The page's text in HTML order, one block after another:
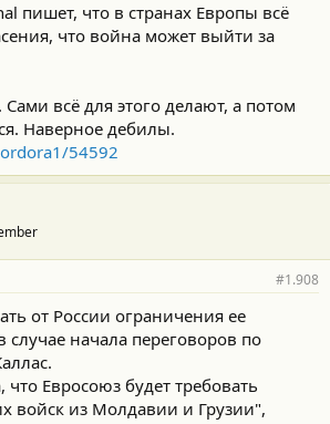
пишет, что в странах Европы всё
что война может выйти за
всё для этого делают, а потом
Наверное дебилы.
54592
#1.908
от России ограничения ее
начала переговоров по
Евросоюз будет требовать
войск из Молдавии и Грузии",